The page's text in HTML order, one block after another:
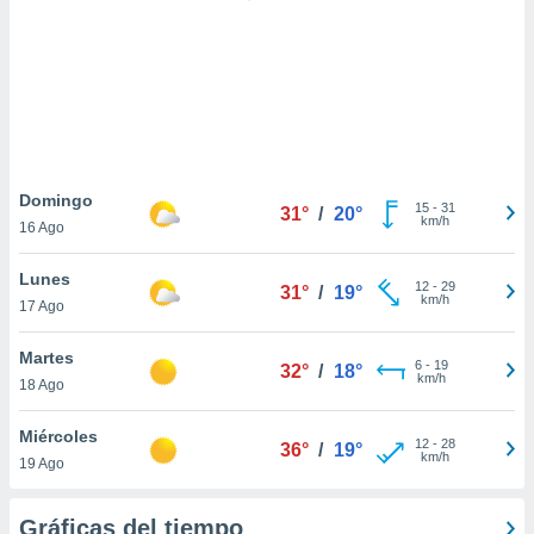
similares
como
sitio
de
traten tus
en
interés
su
Domingo
16 Ago
31° / 20° 15- 31
km/h
Lunes
17 Ago
31° / 19° 12- 29
km/h
Martes
18 Ago
32° / 18° 6- 19
km/h
Miércoles
19 Ago
36° / 19° 12- 28
km/h
Gráficas del tiempo